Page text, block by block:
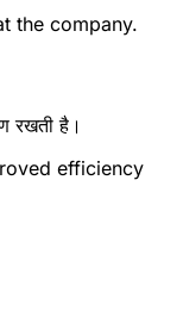
the company.
रखती है।
efficiency